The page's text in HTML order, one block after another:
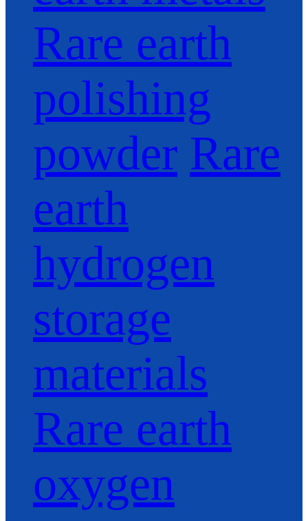
Rare earth
polishing
powder Rare
earth
hydrogen
storage
materials
Rare earth
oxygen